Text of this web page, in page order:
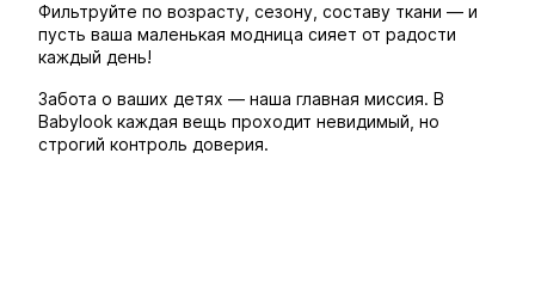
Фильтруйте по возрасту, сезону, составу ткани — и
пусть ваша маленькая модница сияет от радости
каждый день!
Забота о ваших детях — наша главная миссия. В
Babylook каждая вещь проходит невидимый, но
строгий контроль доверия.